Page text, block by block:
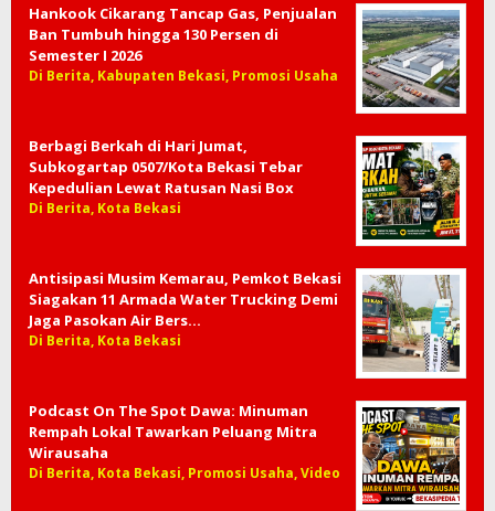
Hankook Cikarang Tancap Gas, Penjualan
Ban Tumbuh hingga 130 Persen di
Semester I 2026
Di Berita, Kabupaten Bekasi, Promosi Usaha
Berbagi Berkah di Hari Jumat,
Subkogartap 0507/Kota Bekasi Tebar
Kepedulian Lewat Ratusan Nasi Box
Di Berita, Kota Bekasi
Antisipasi Musim Kemarau, Pemkot Bekasi
Siagakan 11 Armada Water Trucking Demi
Jaga Pasokan Air Bers…
Di Berita, Kota Bekasi
Podcast On The Spot Dawa: Minuman
Rempah Lokal Tawarkan Peluang Mitra
Wirausaha
Di Berita, Kota Bekasi, Promosi Usaha, Video